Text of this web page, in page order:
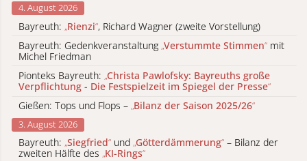
4. August 2026
Bayreuth: „Rienzi“, Richard Wagner (zweite Vorstellung)
Bayreuth: Gedenkveranstaltung „Verstummte Stimmen“ mit
Michel Friedman
Pionteks Bayreuth: „Christa Pawlofsky: Bayreuths große
Verpflichtung - Die Festspielzeit im Spiegel der Presse“
Gießen: Tops und Flops – „Bilanz der Saison 2025/26“
3. August 2026
Bayreuth: „Siegfried“ und „Götterdämmerung“ – Bilanz der
zweiten Hälfte des „KI-Rings“